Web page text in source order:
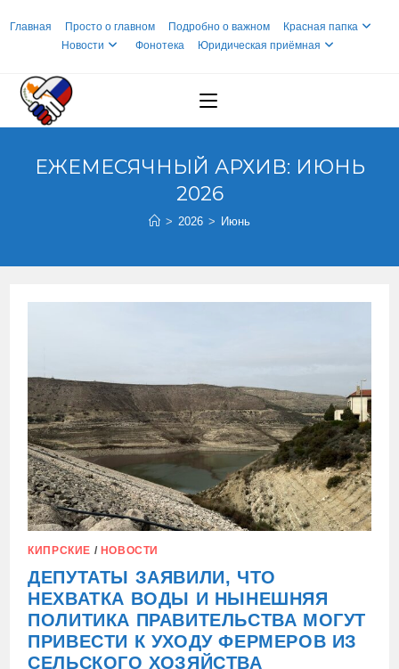
Главная Просто о главном Подробно о важном
Красная папка
Новости
Фонотека Юридическая приёмная
ЕЖЕМЕСЯЧНЫЙ АРХИВ: ИЮНЬ
2026
> 2026 > Июнь
КИПРСКИЕ / НОВОСТИ
ДЕПУТАТЫ ЗАЯВИЛИ, ЧТО
НЕХВАТКА ВОДЫ И НЫНЕШНЯЯ
ПОЛИТИКА ПРАВИТЕЛЬСТВА МОГУТ
ПРИВЕСТИ К УХОДУ ФЕРМЕРОВ ИЗ
СЕЛЬСКОГО ХОЗЯЙСТВА